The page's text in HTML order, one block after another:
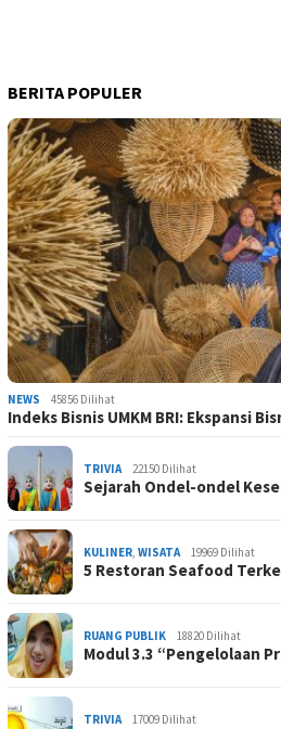
BERITA POPULER
NEWS 45856 Dilihat
Indeks Bisnis UMKM BRI: Ekspansi
TRIVIA 22150 Dilihat
Sejarah Ondel-ondel
KULINER, WISATA 19969 Dilihat
5 Restoran Seafood
RUANG PUBLIK 18820 Dilihat
Modul 3.3 “Pengelolaan
TRIVIA 17009 Dilihat